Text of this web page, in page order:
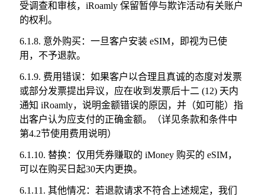
受调查和审核，iRoamly 保留暂停与欺诈活动有关账户
的权利。
6.1.8. 意外购买：一旦客户安装 eSIM，即视为已使
用，不予退款。
6.1.9. 费用错误：如果客户以合理且真诚的态度对发票
或部分发票提出异议，应在收到发票后十二 (12) 天内
通知 iRoamly，说明金额错误的原因，并（如可能）指
出客户认为应支付的正确金额。（详见条款和条件中
第4.2节使用费用说明）
6.1.10. 替换：仅用凭券赚取的 iMoney 购买的 eSIM，
可以在购买日起30天内更换。
6.1.11. 其他情况：若退款请求不符合上述规定，我们